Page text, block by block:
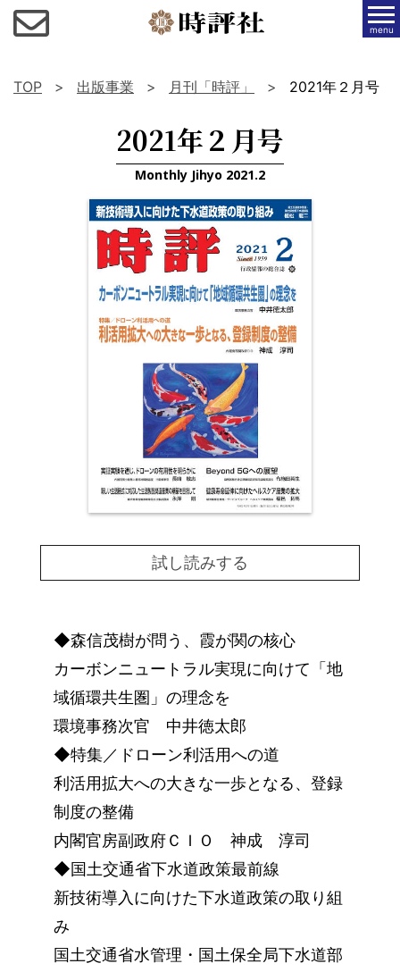
menu
TOP 出版事業 月刊「時評」 2021年２月号
2021年２月号
Monthly Jihyo 2021.2
試し読みする
◆森信茂樹が問う、霞が関の核心
カーボンニュートラル実現に向けて「地
域循環共生圏」の理念を
環境事務次官 中井徳太郎
◆特集／ドローン利活用への道
利活用拡大への大きな一歩となる、登録
制度の整備
内閣官房副政府ＣＩＯ 神成 淳司
◆国土交通省下水道政策最前線
新技術導入に向けた下水道政策の取り組
み
国土交通省水管理・国土保全局下水道部